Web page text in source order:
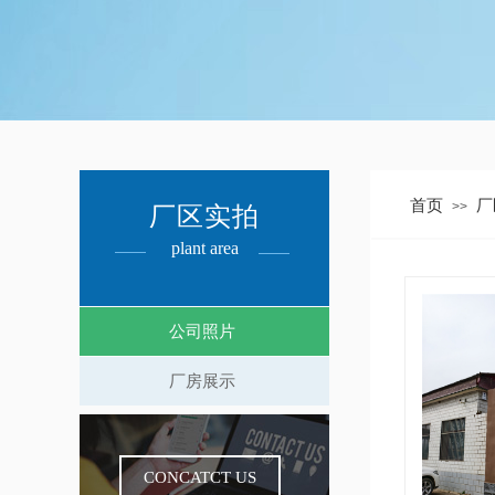
厂区实拍
plant area
首页 >>
公司照片
厂房展示
CONCATCT US